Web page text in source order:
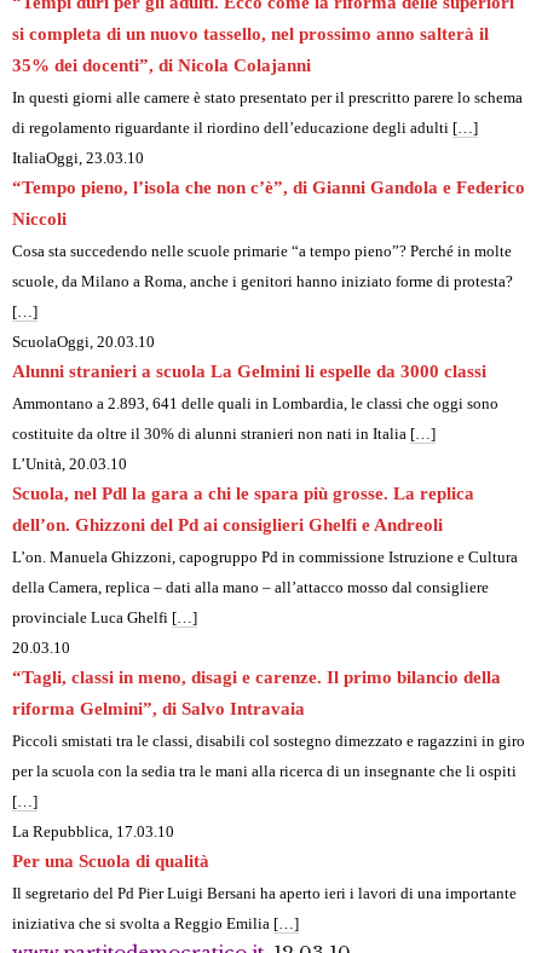
si completa di un nuovo tassello, nel prossimo anno salterà il
35% dei docenti”, di Nicola Colajanni
In questi giorni alle camere è stato presentato per il prescritto parere lo schema
di regolamento riguardante il riordino dell’educazione degli adulti […]
ItaliaOggi, 23.03.10
“Tempo pieno, l’isola che non c’è”, di Gianni Gandola e Federico
Niccoli
Cosa sta succedendo nelle scuole primarie “a tempo pieno”? Perché in molte
scuole, da Milano a Roma, anche i genitori hanno iniziato forme di protesta?
[…]
ScuolaOggi, 20.03.10
Alunni stranieri a scuola La Gelmini li espelle da 3000 classi
Ammontano a 2.893, 641 delle quali in Lombardia, le classi che oggi sono
costituite da oltre il 30% di alunni stranieri non nati in Italia […]
L’Unità, 20.03.10
Scuola, nel Pdl la gara a chi le spara più grosse. La replica
dell’on. Ghizzoni del Pd ai consiglieri Ghelfi e Andreoli
L’on. Manuela Ghizzoni, capogruppo Pd in commissione Istruzione e Cultura
della Camera, replica – dati alla mano – all’attacco mosso dal consigliere
provinciale Luca Ghelfi […]
20.03.10
“Tagli, classi in meno, disagi e carenze. Il primo bilancio della
riforma Gelmini”, di Salvo Intravaia
Piccoli smistati tra le classi, disabili col sostegno dimezzato e ragazzini in giro
per la scuola con la sedia tra le mani alla ricerca di un insegnante che li ospiti
[…]
La Repubblica, 17.03.10
Per una Scuola di qualità
Il segretario del Pd Pier Luigi Bersani ha aperto ieri i lavori di una importante
iniziativa che si svolta a Reggio Emilia […]